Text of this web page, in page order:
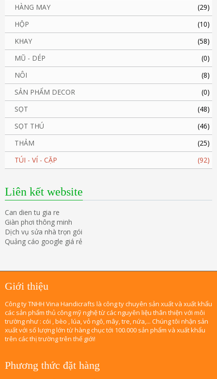
HÀNG MAY
(29)
HỘP
(10)
KHAY
(58)
MŨ - DÉP
(0)
NÔI
(8)
SẢN PHẨM DECOR
(0)
SỌT
(48)
SỌT THÚ
(46)
THẢM
(25)
TÚI - VÍ - CẶP
(92)
Liên kết website
Can dien tu gia re
Giàn phơi thông minh
Dịch vụ sửa nhà trọn gói
Quảng cáo google giá rẻ
Giới thiệu
Công ty TNHH Vina Handicrafts là công ty chuyên sản xuất và xuất khẩu
các sản phẩm thủ công mỹ nghệ từ các nguyên liệu thân thiện với môi
trường như : cói , bèo , lúa, vỏ ngô, mây, tre, nứa,... Chúng tôi nhận sản
xuất với số lượng lớn từ hàng chục tới 100.000 sản phẩm và xuất khẩu
trên các thị trường trên thế giới!
Phương thức đặt hàng